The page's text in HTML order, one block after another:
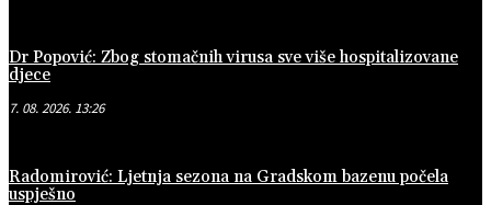
Dr Popović: Zbog stomačnih virusa sve više hospitalizovane
djece
7. 08. 2026. 13:26
Radomirović: Ljetnja sezona na Gradskom bazenu počela
uspješno